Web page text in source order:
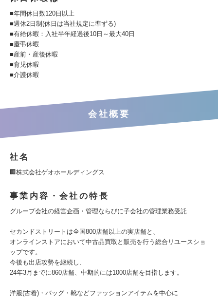
■年間休日数120日以上
■週休2日制(休日は当社規定に準ずる)
■有給休暇：入社半年経過後10日～最大40日
■慶弔休暇
■産前・産後休暇
■育児休暇
■介護休暇
会社概要
社名
🏢株式会社ゲオホールディングス
事業内容・会社の特長
グループ会社の経営企画・管理ならびに子会社の管理業務受託
セカンドストリートは全国800店舗以上の実店舗と、
オンラインストアにおいて中古品買取と販売を行う総合リユースショ
ップです。
今後も出店攻勢を継続し、
24年3月までに860店舗、中期的には1000店舗を目指します。
洋服(古着)・バッグ・靴などファッションアイテムを中心に